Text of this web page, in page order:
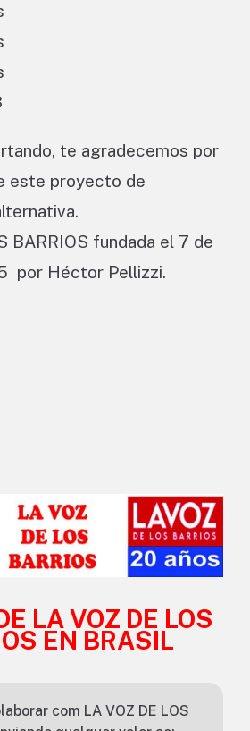
te agradecemos por
este proyecto de
BARRIOS fundada el 7 de
por Héctor Pellizzi.
LA VOZ DE LOS
EN BRASIL
com LA VOZ DE LOS